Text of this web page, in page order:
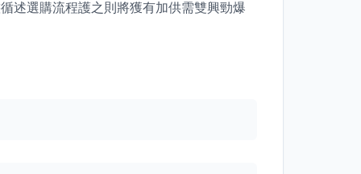
述選購流程護之則將獲有加供需雙興勁爆